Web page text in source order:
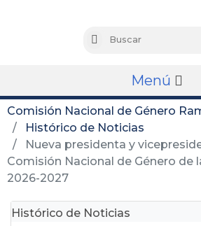
Buscar
Menú
Comisión Nacional de Género
Histórico de Noticias
Nueva presidenta y
Comisión Nacional de Género de
2026-2027
Histórico de Noticias